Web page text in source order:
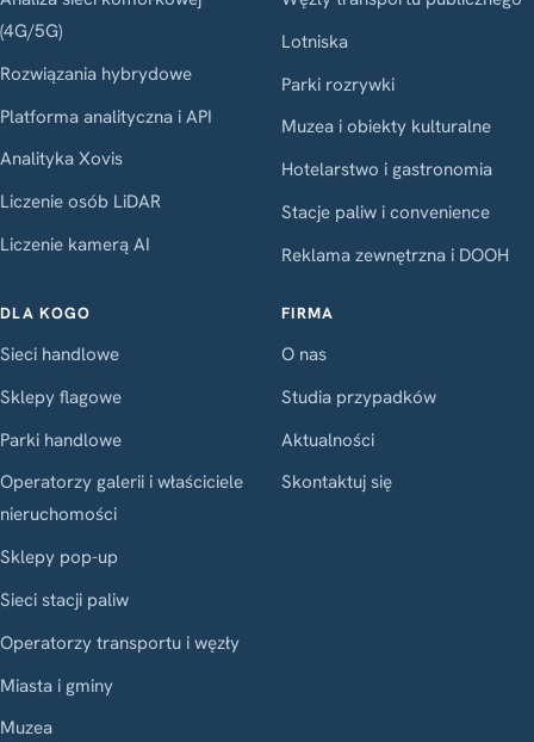
(4G/5G)
Rozwiązania hybrydowe
Platforma analityczna i API
Analityka Xovis
Liczenie osób LiDAR
Liczenie kamerą AI
Lotniska
Parki rozrywki
Muzea i obiekty kulturalne
Hotelarstwo i gastronomia
Stacje paliw i convenience
Reklama zewnętrzna i DOOH
DLA KOGO
Sieci handlowe
Sklepy flagowe
Parki handlowe
Operatorzy galerii i właściciele
nieruchomości
Sklepy pop-up
Sieci stacji paliw
Operatorzy transportu i węzły
Miasta i gminy
Muzea
FIRMA
O nas
Studia przypadków
Aktualności
Skontaktuj się